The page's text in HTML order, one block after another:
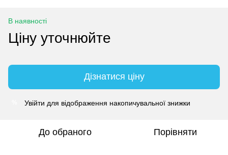
В наявності
Ціну уточнюйте
Дізнатися ціну
Увійти для відображення накопичувальної знижки
До обраного Порівняти